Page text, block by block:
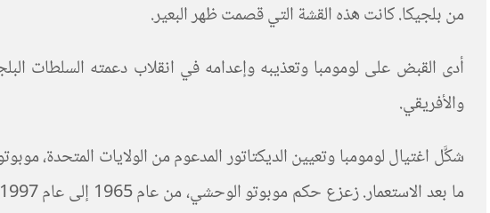
من بلجيكا. كانت هذه القشة التي قصمت ظهر البعير.
أدى القبض على لومومبا وتعذيبه وإعدامه في انقلاب دعمته السلطات
والأفريقي.
شكَّل اغتيال لومومبا وتعيين الديكتاتور المدعوم من الولايات المتحدة،